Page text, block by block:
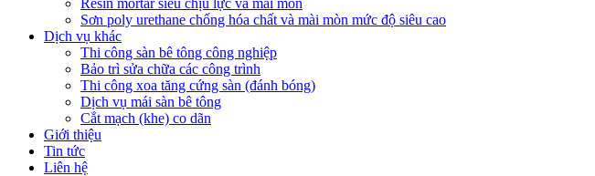
Resin mortar siêu chịu lực và mài mòn
Sơn poly urethane chống hóa chất và mài mòn mức độ siêu cao
Dịch vụ khác
Thi công sàn bê tông công nghiệp
Bảo trì sửa chữa các công trình
Thi công xoa tăng cứng sàn (đánh bóng)
Dịch vụ mái sàn bê tông
Cắt mạch (khe) co dãn
Giới thiệu
Tin tức
Liên hệ